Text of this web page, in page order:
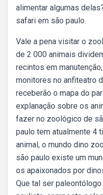
alimentar algumas
safari em são paulo.
Vale a pena visitar o
de 2 000 animais
recintos em
monitores no anfiteatro
receberão o mapa do
explanação sobre os
fazer no zoológico de
paulo tem atualmente 4
animal, o mundo dino
são paulo existe um
os apaixonados por
Que tal ser